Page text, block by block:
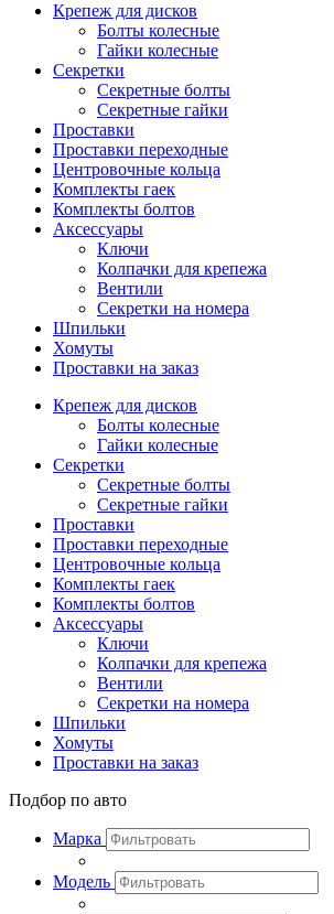
Крепеж для дисков
Болты колесные
Гайки колесные
Секретки
Секретные болты
Секретные гайки
Проставки
Проставки переходные
Центровочные кольца
Комплекты гаек
Комплекты болтов
Аксессуары
Ключи
Колпачки для крепежа
Вентили
Секретки на номера
Шпильки
Хомуты
Проставки на заказ
Крепеж для дисков
Болты колесные
Гайки колесные
Секретки
Секретные болты
Секретные гайки
Проставки
Проставки переходные
Центровочные кольца
Комплекты гаек
Комплекты болтов
Аксессуары
Ключи
Колпачки для крепежа
Вентили
Секретки на номера
Шпильки
Хомуты
Проставки на заказ
Подбор по авто
Марка
Модель